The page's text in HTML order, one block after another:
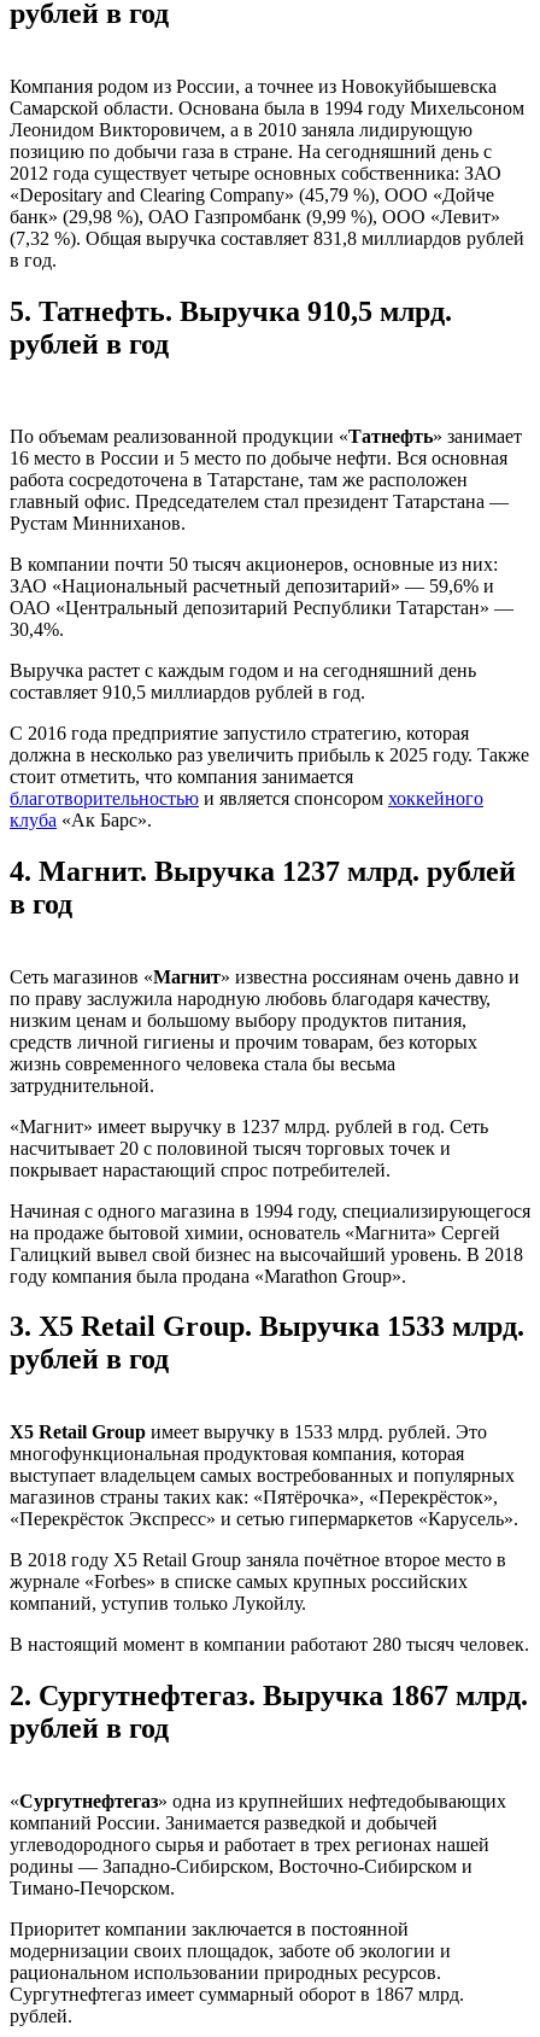
рублей в год
Компания родом из России, а точнее из Новокуйбышевска
Самарской области. Основана была в 1994 году Михельсоном
Леонидом Викторовичем, а в 2010 заняла лидирующую
позицию по добычи газа в стране. На сегодняшний день с
2012 года существует четыре основных собственника: ЗАО
«Depositary and Clearing Company» (45,79 %), ООО «Дойче
банк» (29,98 %), ОАО Газпромбанк (9,99 %), ООО «Левит»
(7,32 %). Общая выручка составляет 831,8 миллиардов рублей
в год.
5. Татнефть. Выручка 910,5 млрд.
рублей в год
По объемам реализованной продукции «Татнефть» занимает
16 место в России и 5 место по добыче нефти. Вся основная
работа сосредоточена в Татарстане, там же расположен
главный офис. Председателем стал президент Татарстана —
Рустам Минниханов.
В компании почти 50 тысяч акционеров, основные из них:
ЗАО «Национальный расчетный депозитарий» — 59,6% и
ОАО «Центральный депозитарий Республики Татарстан» —
30,4%.
Выручка растет с каждым годом и на сегодняшний день
составляет 910,5 миллиардов рублей в год.
С 2016 года предприятие запустило стратегию, которая
должна в несколько раз увеличить прибыль к 2025 году. Также
стоит отметить, что компания занимается
благотворительностью и является спонсором хоккейного
клуба «Ак Барс».
4. Магнит. Выручка 1237 млрд. рублей
в год
Сеть магазинов «Магнит» известна россиянам очень давно и
по праву заслужила народную любовь благодаря качеству,
низким ценам и большому выбору продуктов питания,
средств личной гигиены и прочим товарам, без которых
жизнь современного человека стала бы весьма
затруднительной.
«Магнит» имеет выручку в 1237 млрд. рублей в год. Сеть
насчитывает 20 с половиной тысяч торговых точек и
покрывает нарастающий спрос потребителей.
Начиная с одного магазина в 1994 году, специализирующегося
на продаже бытовой химии, основатель «Магнита» Сергей
Галицкий вывел свой бизнес на высочайший уровень. В 2018
году компания была продана «Marathon Group».
3. X5 Retail Group. Выручка 1533 млрд.
рублей в год
X5 Retail Group имеет выручку в 1533 млрд. рублей. Это
многофункциональная продуктовая компания, которая
выступает владельцем самых востребованных и популярных
магазинов страны таких как: «Пятёрочка», «Перекрёсток»,
«Перекрёсток Экспресс» и сетью гипермаркетов «Карусель».
В 2018 году X5 Retail Group заняла почётное второе место в
журнале «Forbes» в списке самых крупных российских
компаний, уступив только Лукойлу.
В настоящий момент в компании работают 280 тысяч человек.
2. Сургутнефтегаз. Выручка 1867 млрд.
рублей в год
«Сургутнефтегаз» одна из крупнейших нефтедобывающих
компаний России. Занимается разведкой и добычей
углеводородного сырья и работает в трех регионах нашей
родины — Западно-Сибирском, Восточно-Сибирском и
Тимано-Печорском.
Приоритет компании заключается в постоянной
модернизации своих площадок, заботе об экологии и
рациональном использовании природных ресурсов.
Сургутнефтегаз имеет суммарный оборот в 1867 млрд.
рублей.